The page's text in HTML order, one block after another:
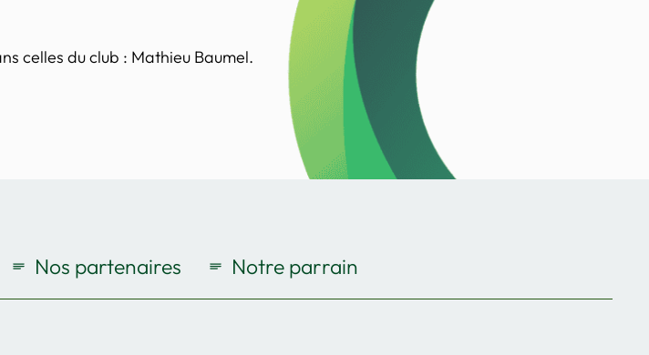
celles du club : Mathieu Baumel.
Nos partenaires Notre parrain